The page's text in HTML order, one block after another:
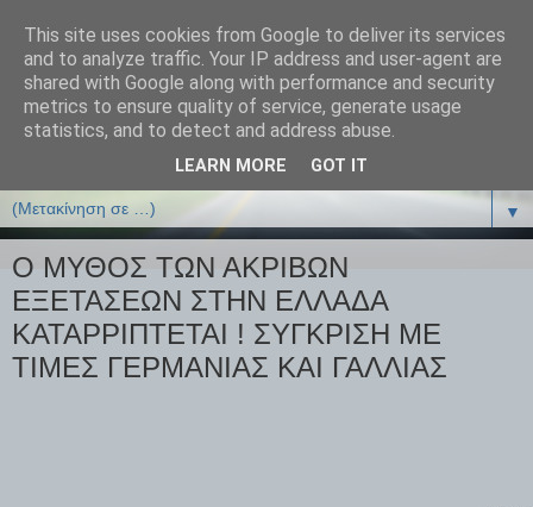
ΒΙΟΛΟΓΙΑonline.gr
Online Μαθήματα Βιολογίας
▼
Ο ΜΥΘΟΣ ΤΩΝ ΑΚΡΙΒΩΝ
ΕΞΕΤΑΣΕΩΝ ΣΤΗΝ ΕΛΛΑΔΑ
ΚΑΤΑΡΡΙΠΤΕΤΑΙ ! ΣΥΓΚΡΙΣΗ ΜΕ
ΤΙΜΕΣ ΓΕΡΜΑΝΙΑΣ ΚΑΙ ΓΑΛΛΙΑΣ
This site uses cookies from Google to deliver its services
and to analyze traffic. Your IP address and user-agent are
shared with Google along with performance and security
metrics to ensure quality of service, generate usage
statistics, and to detect and address abuse.
LEARN MORE GOT IT